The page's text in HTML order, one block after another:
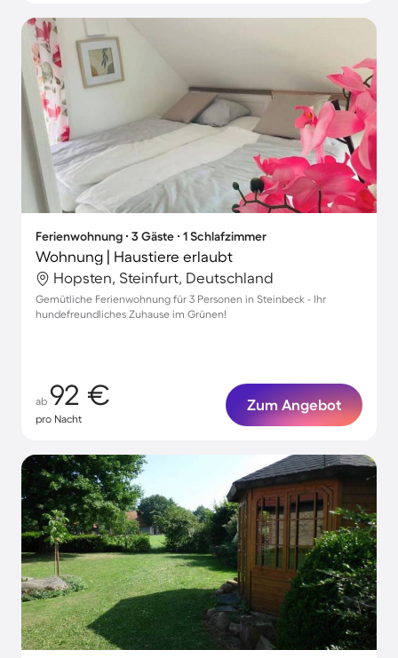
Ferienwohnung ∙ 3 Gäste ∙ 1 Schlafzimmer
Wohnung | Haustiere erlaubt
Hopsten, Steinfurt, Deutschland
Gemütliche Ferienwohnung für 3 Personen in Steinbeck - Ihr
hundefreundliches Zuhause im Grünen!
ab 92 €
pro Nacht
Zum Angebot